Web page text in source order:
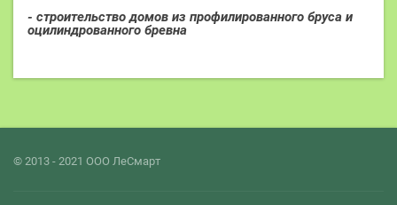
- строительство домов из профилированного бруса и
оцилиндрованного бревна
© 2013 - 2021 ООО ЛеСмарт